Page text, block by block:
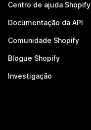
Centro de ajuda Shopify
Documentação da API
Comunidade Shopify
Blogue Shopify
Investigação